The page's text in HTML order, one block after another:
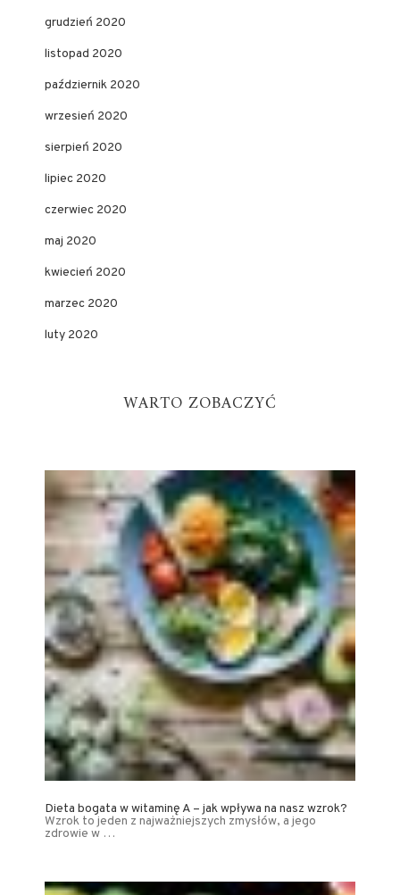
grudzień 2020
listopad 2020
październik 2020
wrzesień 2020
sierpień 2020
lipiec 2020
czerwiec 2020
maj 2020
kwiecień 2020
marzec 2020
luty 2020
WARTO ZOBACZYĆ
Dieta bogata w witaminę A – jak wpływa na nasz wzrok?
Wzrok to jeden z najważniejszych zmysłów, a jego
zdrowie w …